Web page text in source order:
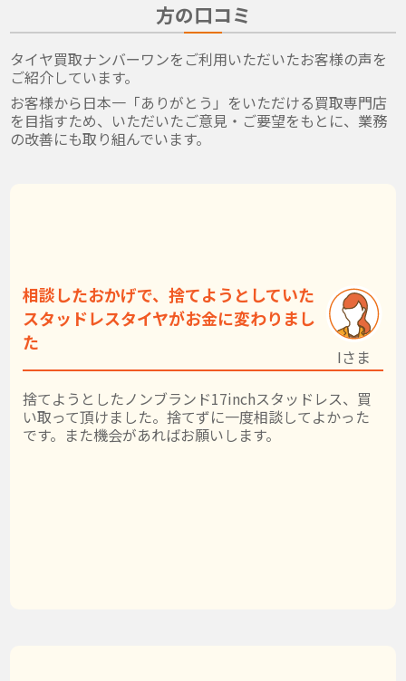
方の口コミ
タイヤ買取ナンバーワンをご利用いただいたお客様の声を
ご紹介しています。
お客様から日本一「ありがとう」をいただける買取専門店
を目指すため、いただいたご意見・ご要望をもとに、業務
の改善にも取り組んでいます。
相談したおかげで、捨てようとしていた
スタッドレスタイヤがお金に変わりまし
た
捨てようとしたノンブランド17inchスタッドレス、買
い取って頂けました。捨てずに一度相談してよかった
です。また機会があればお願いします。
Iさま